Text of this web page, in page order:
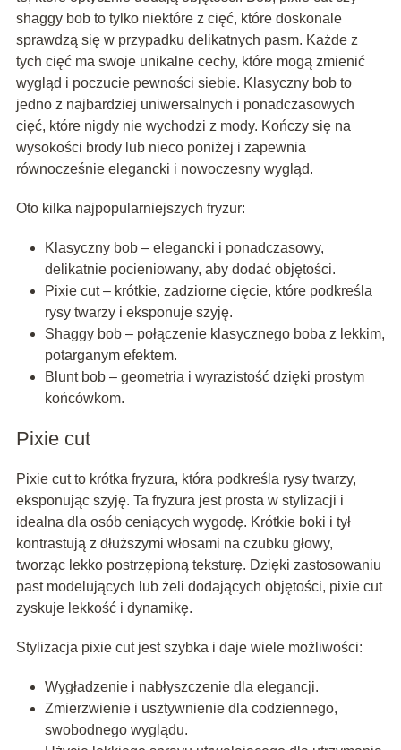
shaggy bob to tylko niektóre z cięć, które doskonale
sprawdzą się w przypadku delikatnych pasm. Każde z
tych cięć ma swoje unikalne cechy, które mogą zmienić
wygląd i poczucie pewności siebie. Klasyczny bob to
jedno z najbardziej uniwersalnych i ponadczasowych
cięć, które nigdy nie wychodzi z mody. Kończy się na
wysokości brody lub nieco poniżej i zapewnia
równocześnie elegancki i nowoczesny wygląd.
Oto kilka najpopularniejszych fryzur:
Klasyczny bob – elegancki i ponadczasowy,
delikatnie pocieniowany, aby dodać objętości.
Pixie cut – krótkie, zadziorne cięcie, które podkreśla
rysy twarzy i eksponuje szyję.
Shaggy bob – połączenie klasycznego boba z lekkim,
potarganym efektem.
Blunt bob – geometria i wyrazistość dzięki prostym
końcówkom.
Pixie cut
Pixie cut to krótka fryzura, która podkreśla rysy twarzy,
eksponując szyję. Ta fryzura jest prosta w stylizacji i
idealna dla osób ceniących wygodę. Krótkie boki i tył
kontrastują z dłuższymi włosami na czubku głowy,
tworząc lekko postrzępioną teksturę. Dzięki zastosowaniu
past modelujących lub żeli dodających objętości, pixie cut
zyskuje lekkość i dynamikę.
Stylizacja pixie cut jest szybka i daje wiele możliwości:
Wygładzenie i nabłyszczenie dla elegancji.
Zmierzwienie i usztywnienie dla codziennego,
swobodnego wyglądu.